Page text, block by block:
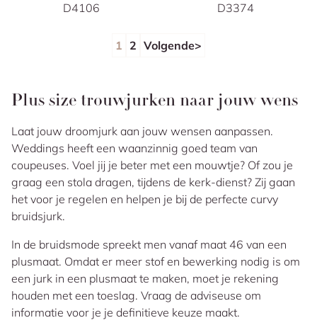
Plus size trouwjurken naar jouw wens
Laat jouw droomjurk aan jouw wensen aanpassen.
Weddings heeft een waanzinnig goed team van
coupeuses. Voel jij je beter met een mouwtje? Of zou je
graag een stola dragen, tijdens de kerk-dienst? Zij gaan
het voor je regelen en helpen je bij de perfecte curvy
bruidsjurk.
In de bruidsmode spreekt men vanaf maat 46 van een
plusmaat. Omdat er meer stof en bewerking nodig is om
een jurk in een plusmaat te maken, moet je rekening
houden met een toeslag. Vraag de adviseuse om
informatie voor je je definitieve keuze maakt.
D4106
D3374
1 2 Volgende